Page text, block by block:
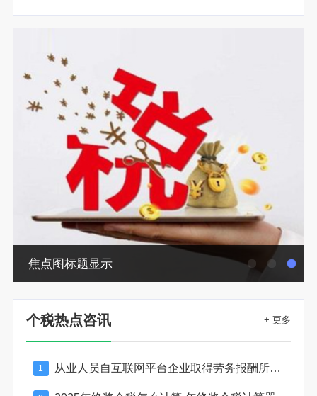
焦点图标题显示
个税热点咨讯 + 更多
1 从业人员自互联网平台企业取得劳务报酬所得的个人所得税预扣预缴计算方法